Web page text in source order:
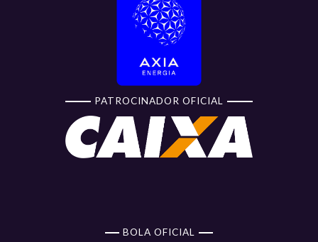
PATROCINADOR OFICIAL
BOLA OFICIAL